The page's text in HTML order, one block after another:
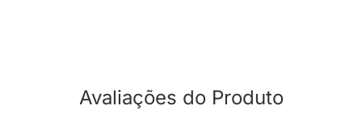
Avaliações do Produto